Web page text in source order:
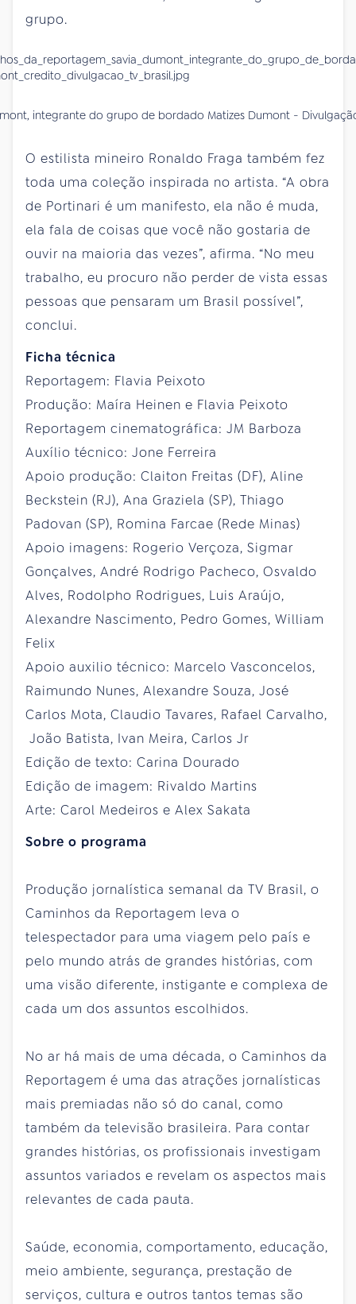
grupo.
integrante do grupo de bordado Matizes Dumont -
O estilista mineiro Ronaldo Fraga também fez
toda uma coleção inspirada no artista. “A obra
de Portinari é um manifesto, ela não é muda,
ela fala de coisas que você não gostaria de
ouvir na maioria das vezes”, afirma. “No meu
trabalho, eu procuro não perder de vista essas
pessoas que pensaram um Brasil possível”,
conclui.
Ficha técnica
Reportagem: Flavia Peixoto
Produção: Maíra Heinen e Flavia Peixoto
Reportagem cinematográfica: JM Barboza
Auxílio técnico: Jone Ferreira
Apoio produção: Claiton Freitas (DF), Aline
Beckstein (RJ), Ana Graziela (SP), Thiago
Padovan (SP), Romina Farcae (Rede Minas)
Apoio imagens: Rogerio Verçoza, Sigmar
Gonçalves, André Rodrigo Pacheco, Osvaldo
Alves, Rodolpho Rodrigues, Luis Araújo,
Alexandre Nascimento, Pedro Gomes, William
Felix
Apoio auxilio técnico: Marcelo Vasconcelos,
Raimundo Nunes, Alexandre Souza, José
Carlos Mota, Claudio Tavares, Rafael Carvalho,
João Batista, Ivan Meira, Carlos Jr
Edição de texto: Carina Dourado
Edição de imagem: Rivaldo Martins
Arte: Carol Medeiros e Alex Sakata
Sobre o programa
Produção jornalística semanal da TV Brasil, o
Caminhos da Reportagem leva o
telespectador para uma viagem pelo país e
pelo mundo atrás de grandes histórias, com
uma visão diferente, instigante e complexa de
cada um dos assuntos escolhidos.
No ar há mais de uma década, o Caminhos da
Reportagem é uma das atrações jornalísticas
mais premiadas não só do canal, como
também da televisão brasileira. Para contar
grandes histórias, os profissionais investigam
assuntos variados e revelam os aspectos mais
relevantes de cada pauta.
Saúde, economia, comportamento, educação,
meio ambiente, segurança, prestação de
serviços, cultura e outros tantos temas são